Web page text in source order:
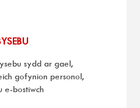
sydd ar gael,
gofynion personol,
e-bostiwch